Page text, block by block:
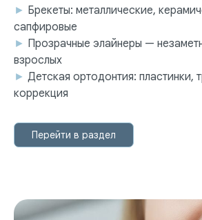
► Брекеты: металлические,
сапфировые
► Прозрачные элайнеры —
взрослых
► Детская ортодонтия: пластинки,
коррекция
Перейти в раздел